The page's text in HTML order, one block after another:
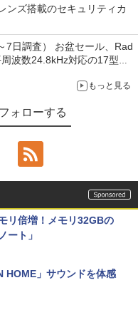
ンズ搭載のセキュリティカ
7日調査） お盆セール、Rad
波数24.8kHz対応の17型モ
もっと見る
ォローする
リ倍増！メモリ32GBの
ート」
HOME」サウンドを体感